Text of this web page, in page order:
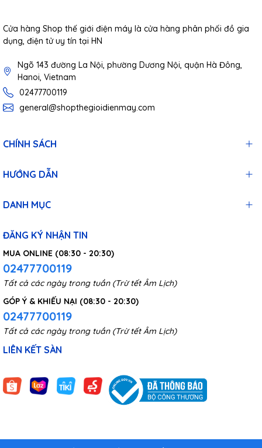
Cửa hàng Shop thế giới điện máy là cửa hàng phân phối đồ gia
dụng, điện tử uy tín tại HN
Ngõ 143 đường La Nội, phường Dương Nội, quận Hà Đông,
Hanoi, Vietnam
02477700119
general@shopthegioidienmay.com
CHÍNH SÁCH
HƯỚNG DẪN
DANH MỤC
ĐĂNG KÝ NHẬN TIN
MUA ONLINE (08:30 - 20:30)
02477700119
Tất cả các ngày trong tuần (Trừ tết Âm Lịch)
GÓP Ý & KHIẾU NẠI (08:30 - 20:30)
02477700119
Tất cả các ngày trong tuần (Trừ tết Âm Lịch)
LIÊN KẾT SÀN